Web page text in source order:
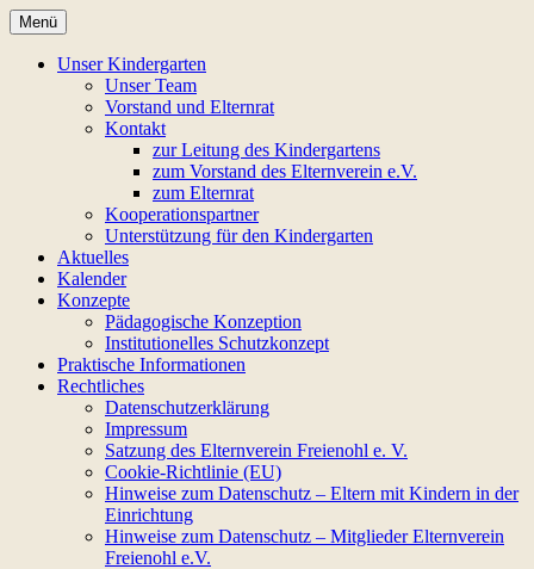
Zum
Inhalt
springen
Regenbogen-
Bewegungskindergarten
Menü
Unser Kindergarten
Unser Team
Vorstand und Elternrat
Kontakt
zur Leitung des Kindergartens
zum Vorstand des Elternverein e.V.
zum Elternrat
Kooperationspartner
Unterstützung für den Kindergarten
Aktuelles
Kalender
Konzepte
Pädagogische Konzeption
Institutionelles Schutzkonzept
Praktische Informationen
Rechtliches
Datenschutzerklärung
Impressum
Satzung des Elternverein Freienohl e. V.
Cookie-Richtlinie (EU)
Hinweise zum Datenschutz – Eltern mit Kindern in der
Einrichtung
Hinweise zum Datenschutz – Mitglieder Elternverein
Freienohl e.V.